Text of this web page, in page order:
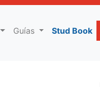
Guías Stud Book